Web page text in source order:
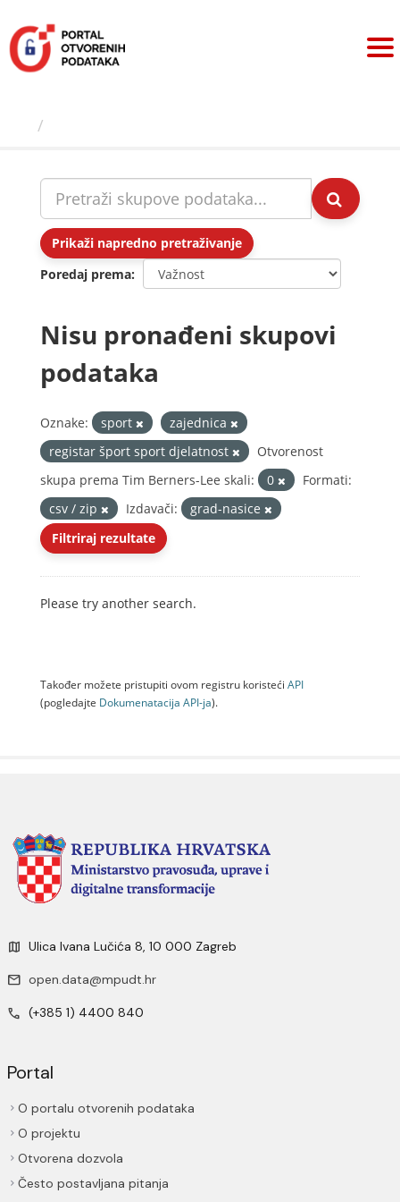
sadržaj
Prikaži napredno pretraživanje
Poredaj prema
Nisu pronađeni skupovi
podataka
Oznake: sport
zajednica
registar šport sport djelatnost
Otvorenost
skupa prema Tim Berners-Lee skali:
0
Formati:
csv / zip
Izdavači:
grad-nasice
Filtriraj rezultate
Please try another search.
Također možete pristupiti ovom registru koristeći API
(pogledajte Dokumenаtаcijа API-jа).